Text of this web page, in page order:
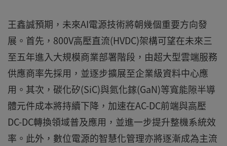
王鑫誠預期，未來AI電源技術將朝幾個重要方向發
展。首先，800V高壓直流(HVDC)架構可望在未來三
至五年進入大規模商業部署階段，由超大型雲端服務
供應商率先採用，並逐步擴展至企業級資料中心應
用。其次，碳化矽(SiC)與氮化鎵(GaN)等寬能隙半導
體元件成本將持續下降，加速在AC-DC前端與高壓
DC-DC轉換領域普及應用，並進一步提升整機系統效
率。此外，數位電源的智慧化管理亦將逐漸成為主流